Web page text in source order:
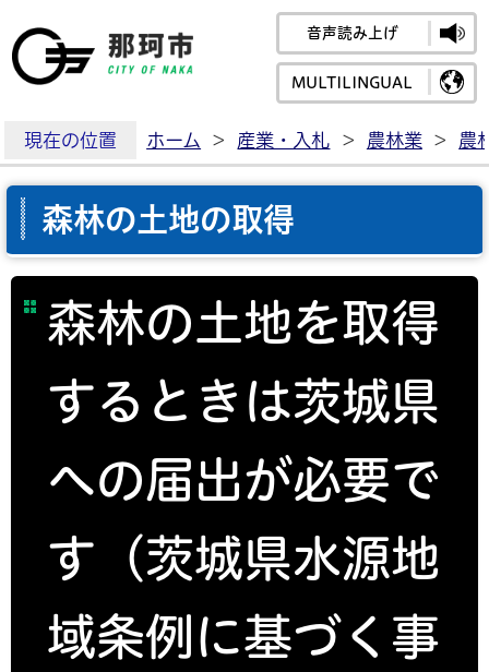
那珂市公式ホームペ
音声読み上げ
MULTILINGUAL
現在の位置 ホーム > 産業・入札 > 農林業 > 農
森林の土地の取得
森林の土地を取得
するときは茨城県
への届出が必要で
す（茨城県水源地
域条例に基づく事